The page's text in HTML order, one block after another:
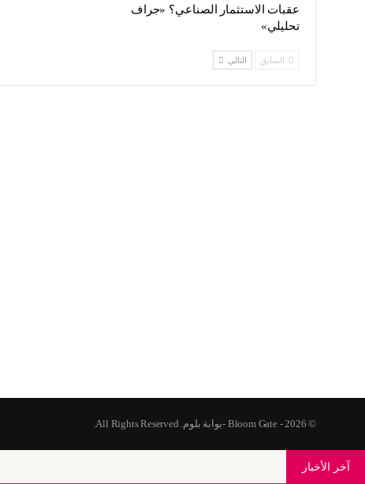
عقبات الاستثمار الصناعي؟ «جراف
تحليلي»
السابق التالي
© 2026 - Bloom Gate -بوابة بلوم. All Rights Reserved.
آخر الأخبار